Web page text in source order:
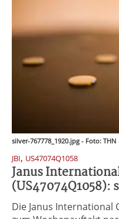
silver-767778_1920.jpg - Foto: THN
JBI, US47074Q1058
Janus
(US47074Q1058):
Die Janus International